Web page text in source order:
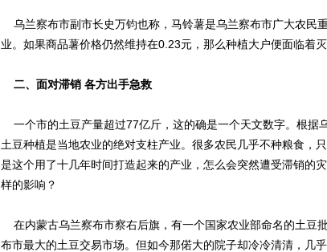
乌兰察布市副市长史万钧也称，马铃薯是乌兰察布市广大农民
业。如果商品薯价格仍然维持在0.23元，那么种植大户便面临着
二、面对滞销 各方出手急救
一个市的土豆产量超过77亿斤，这的确是一个天文数字。根据
土豆种植是当地农业的绝对支柱产业。很多农民几乎不种粮食，
是这个用了十几年时间打造起来的产业，怎么会突然遭受滞销的
样的影响？
在内蒙古乌兰察布市察右后旗，有一个国家农业部命名的土豆
布市最大的土豆交易市场。但如今那偌大的院子却冷冷清清，几乎